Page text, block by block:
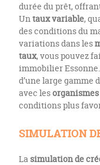
durée du prêt,
Untaux variable,
des conditions du
variations dans les
taux, vous pouvez
immobilier
d’une large gamme
avec les
conditions plus
SIMULATION
La simulation de